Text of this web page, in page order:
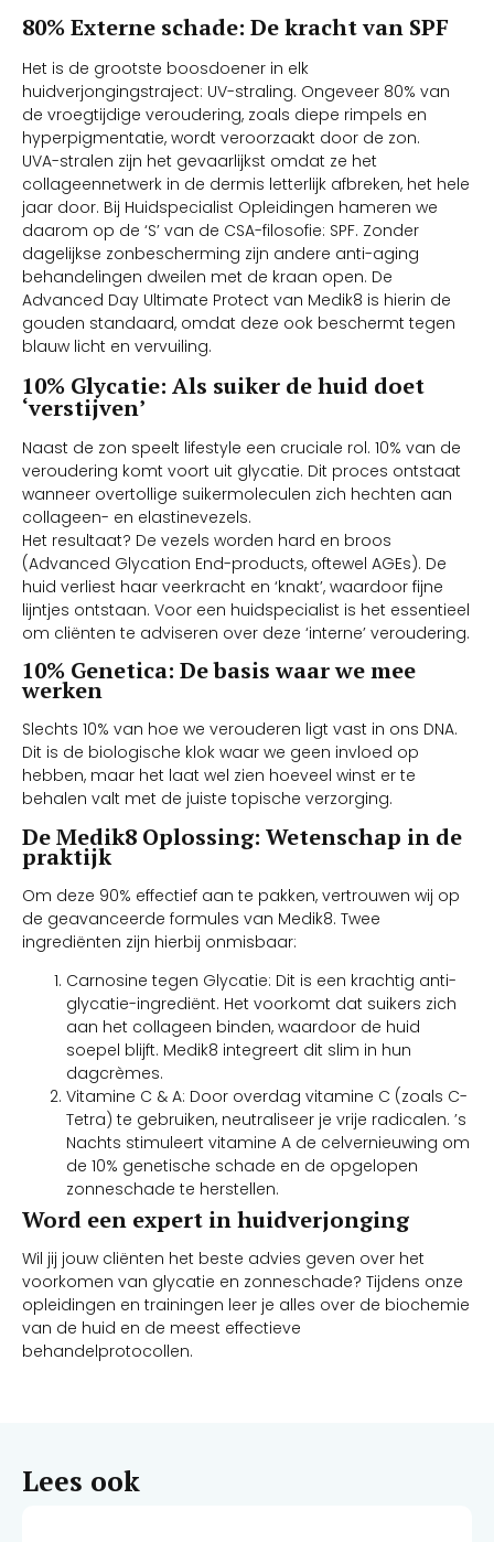
80% Externe schade: De kracht van SPF
Het is de grootste boosdoener in elk
huidverjongingstraject: UV-straling. Ongeveer 80% van
de vroegtijdige veroudering, zoals diepe rimpels en
hyperpigmentatie, wordt veroorzaakt door de zon.
UVA-stralen zijn het gevaarlijkst omdat ze het
collageennetwerk in de dermis letterlijk afbreken, het hele
jaar door. Bij Huidspecialist Opleidingen hameren we
daarom op de ‘S’ van de CSA-filosofie: SPF. Zonder
dagelijkse zonbescherming zijn andere anti-aging
behandelingen dweilen met de kraan open. De
Advanced Day Ultimate Protect van Medik8 is hierin de
gouden standaard, omdat deze ook beschermt tegen
blauw licht en vervuiling.
10% Glycatie: Als suiker de huid doet
‘verstijven’
Naast de zon speelt lifestyle een cruciale rol. 10% van de
veroudering komt voort uit glycatie. Dit proces ontstaat
wanneer overtollige suikermoleculen zich hechten aan
collageen- en elastinevezels.
Het resultaat? De vezels worden hard en broos
(Advanced Glycation End-products, oftewel AGEs). De
huid verliest haar veerkracht en ‘knakt’, waardoor fijne
lijntjes ontstaan. Voor een huidspecialist is het essentieel
om cliënten te adviseren over deze ‘interne’ veroudering.
10% Genetica: De basis waar we mee
werken
Slechts 10% van hoe we verouderen ligt vast in ons DNA.
Dit is de biologische klok waar we geen invloed op
hebben, maar het laat wel zien hoeveel winst er te
behalen valt met de juiste topische verzorging.
De Medik8 Oplossing: Wetenschap in de
praktijk
Om deze 90% effectief aan te pakken, vertrouwen wij op
de geavanceerde formules van Medik8. Twee
ingrediënten zijn hierbij onmisbaar:
Carnosine tegen Glycatie: Dit is een krachtig anti-
glycatie-ingrediënt. Het voorkomt dat suikers zich
aan het collageen binden, waardoor de huid
soepel blijft. Medik8 integreert dit slim in hun
dagcrèmes.
Vitamine C & A: Door overdag vitamine C (zoals C-
Tetra) te gebruiken, neutraliseer je vrije radicalen. ’s
Nachts stimuleert vitamine A de celvernieuwing om
de 10% genetische schade en de opgelopen
zonneschade te herstellen.
Word een expert in huidverjonging
Wil jij jouw cliënten het beste advies geven over het
voorkomen van glycatie en zonneschade? Tijdens onze
opleidingen en trainingen leer je alles over de biochemie
van de huid en de meest effectieve
behandelprotocollen.
Lees ook